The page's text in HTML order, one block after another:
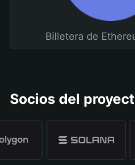
Billetera de
Socios del